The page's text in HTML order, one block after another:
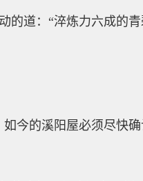
的道：“淬炼力六成的
今的溪阳屋必须尽快